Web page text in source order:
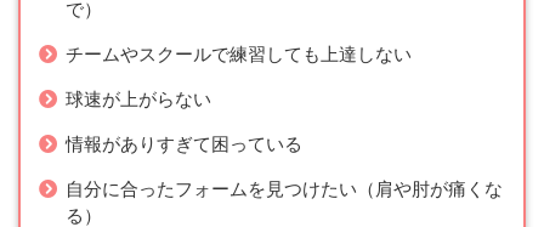
で）
チームやスクールで練習しても上達しない
球速が上がらない
情報がありすぎて困っている
自分に合ったフォームを見つけたい（肩や肘が痛くな
る）